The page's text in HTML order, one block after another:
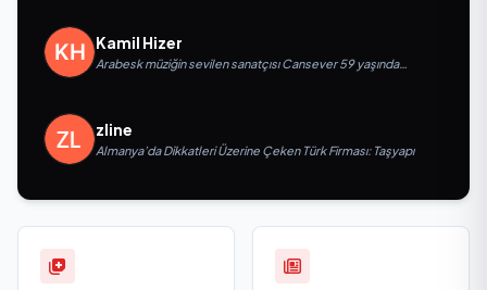
Kamil Hizer
Arabesk müziğin sevilen sanatçısı Cansever 59 yaşında
zline
Almanya’da Dikkatleri Üzerine Çeken Türk Firması: Taşyapı